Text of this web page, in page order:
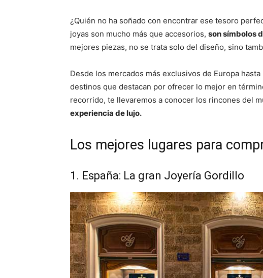
¿Quién no ha soñado con encontrar ese tesoro
joyas son mucho más que accesorios, son símbolos
mejores piezas, no se trata solo del diseño, sino
Desde los mercados más exclusivos de Europa
destinos que destacan por ofrecer lo mejor en
recorrido, te llevaremos a conocer los rincones del
experiencia de lujo.
Los mejores lugares para
1. España: La gran Joyería Gordillo